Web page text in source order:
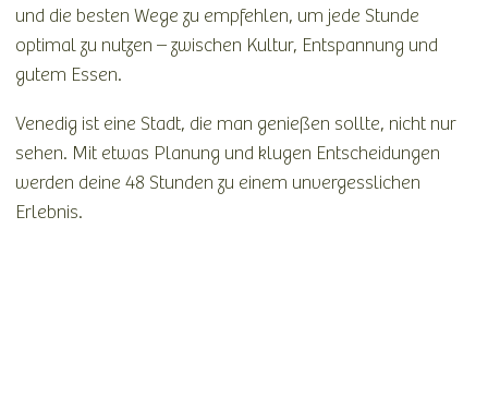
und die besten Wege zu empfehlen, um jede Stunde
optimal zu nutzen – zwischen Kultur, Entspannung und
gutem Essen.
Venedig ist eine Stadt, die man genießen sollte, nicht nur
sehen. Mit etwas Planung und klugen Entscheidungen
werden deine 48 Stunden zu einem unvergesslichen
Erlebnis.